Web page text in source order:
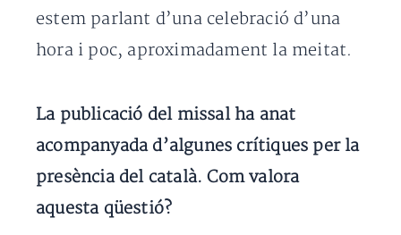
estem parlant d’una celebració d’una
hora i poc, aproximadament la meitat.
La publicació del missal ha anat
acompanyada d’algunes crítiques per la
presència del català. Com valora
aquesta qüestió?